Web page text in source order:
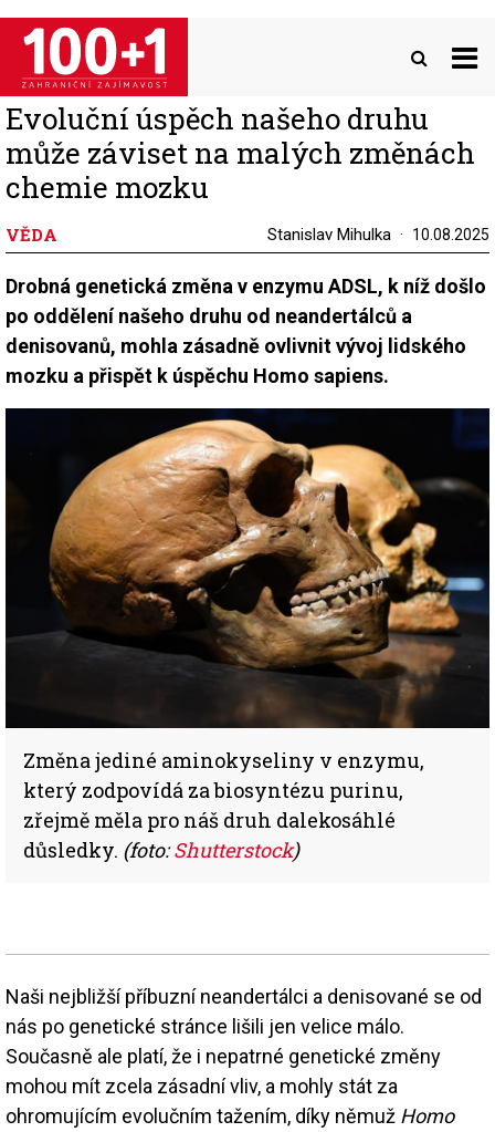
Přejít
hlavnímu
obsahu
Evoluční úspěch našeho druhu
může záviset na malých změnách
chemie mozku
VĚDA Stanislav Mihulka 10.08.2025
Drobná genetická změna v enzymu ADSL, k níž došlo
po oddělení našeho druhu od neandertálců a
denisovanů, mohla zásadně ovlivnit vývoj lidského
mozku a přispět k úspěchu Homo sapiens.
Změna jediné aminokyseliny v enzymu,
který zodpovídá za biosyntézu purinu,
zřejmě měla pro náš druh dalekosáhlé
důsledky. (foto:Shutterstock)
Naši nejbližší příbuzní neandertálci a denisované se od
nás po genetické stránce lišili jen velice málo.
Současně ale platí, že i nepatrné genetické změny
mohou mít zcela zásadní vliv, a mohly stát za
ohromujícím evolučním tažením, díky němuž Homo